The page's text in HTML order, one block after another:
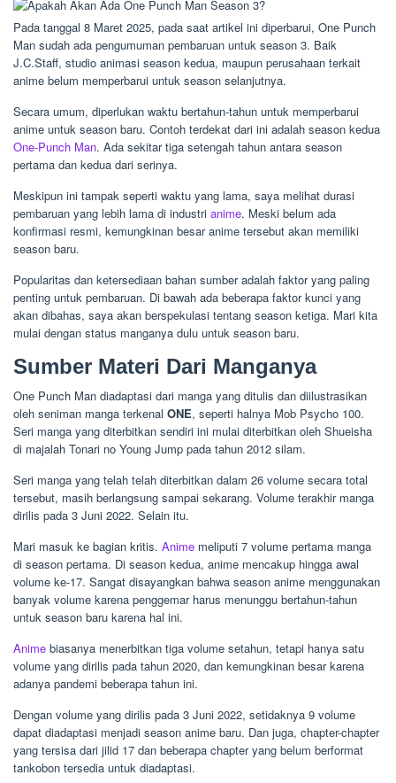
Pada tanggal 8 Maret 2025, pada saat artikel ini diperbarui, One Punch
Man sudah ada pengumuman pembaruan untuk season 3. Baik
J.C.Staff, studio animasi season kedua, maupun perusahaan terkait
anime belum memperbarui untuk season selanjutnya.
Secara umum, diperlukan waktu bertahun-tahun untuk memperbarui
anime untuk season baru. Contoh terdekat dari ini adalah season kedua
One-Punch Man. Ada sekitar tiga setengah tahun antara season
pertama dan kedua dari serinya.
Meskipun ini tampak seperti waktu yang lama, saya melihat durasi
pembaruan yang lebih lama di industri anime. Meski belum ada
konfirmasi resmi, kemungkinan besar anime tersebut akan memiliki
season baru.
Popularitas dan ketersediaan bahan sumber adalah faktor yang paling
penting untuk pembaruan. Di bawah ada beberapa faktor kunci yang
akan dibahas, saya akan berspekulasi tentang season ketiga. Mari kita
mulai dengan status manganya dulu untuk season baru.
Sumber Materi Dari Manganya
One Punch Man diadaptasi dari manga yang ditulis dan diilustrasikan
oleh seniman manga terkenal ONE, seperti halnya Mob Psycho 100.
Seri manga yang diterbitkan sendiri ini mulai diterbitkan oleh Shueisha
di majalah Tonari no Young Jump pada tahun 2012 silam.
Seri manga yang telah telah diterbitkan dalam 26 volume secara total
tersebut, masih berlangsung sampai sekarang. Volume terakhir manga
dirilis pada 3 Juni 2022. Selain itu.
Mari masuk ke bagian kritis. Anime meliputi 7 volume pertama manga
di season pertama. Di season kedua, anime mencakup hingga awal
volume ke-17. Sangat disayangkan bahwa season anime menggunakan
banyak volume karena penggemar harus menunggu bertahun-tahun
untuk season baru karena hal ini.
Anime biasanya menerbitkan tiga volume setahun, tetapi hanya satu
volume yang dirilis pada tahun 2020, dan kemungkinan besar karena
adanya pandemi beberapa tahun ini.
Dengan volume yang dirilis pada 3 Juni 2022, setidaknya 9 volume
dapat diadaptasi menjadi season anime baru. Dan juga, chapter-chapter
yang tersisa dari jilid 17 dan beberapa chapter yang belum berformat
tankobon tersedia untuk diadaptasi.